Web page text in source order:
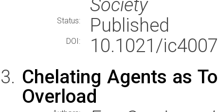
Society
Status: Published
DOI:
10.1021/
Chelating Agents as
Overload